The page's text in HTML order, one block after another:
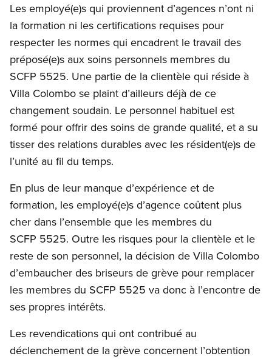
Les employé(e)s qui proviennent d’agences n’ont ni
la formation ni les certifications requises pour
respecter les normes qui encadrent le travail des
préposé(e)s aux soins personnels membres du
SCFP 5525. Une partie de la clientèle qui réside à
Villa Colombo se plaint d’ailleurs déjà de ce
changement soudain. Le personnel habituel est
formé pour offrir des soins de grande qualité, et a su
tisser des relations durables avec les résident(e)s de
l’unité au fil du temps.
En plus de leur manque d’expérience et de
formation, les employé(e)s d’agence coûtent plus
cher dans l’ensemble que les membres du
SCFP 5525. Outre les risques pour la clientèle et le
reste de son personnel, la décision de Villa Colombo
d’embaucher des briseurs de grève pour remplacer
les membres du SCFP 5525 va donc à l’encontre de
ses propres intérêts.
Les revendications qui ont contribué au
déclenchement de la grève concernent l’obtention